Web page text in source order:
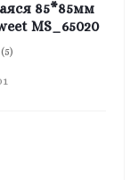
85*85мм
MS_65020